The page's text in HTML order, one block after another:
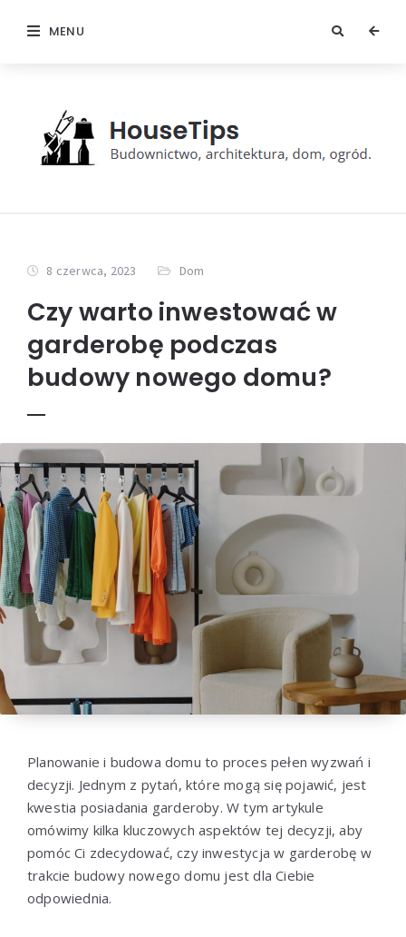
MENU
8 czerwca, 2023 Dom
Czy warto inwestować w
garderobę podczas
budowy nowego domu?
Planowanie i budowa domu to proces pełen wyzwań i
decyzji. Jednym z pytań, które mogą się pojawić, jest
kwestia posiadania garderoby. W tym artykule
omówimy kilka kluczowych aspektów tej decyzji, aby
pomóc Ci zdecydować, czy inwestycja w garderobę w
trakcie budowy nowego domu jest dla Ciebie
odpowiednia.